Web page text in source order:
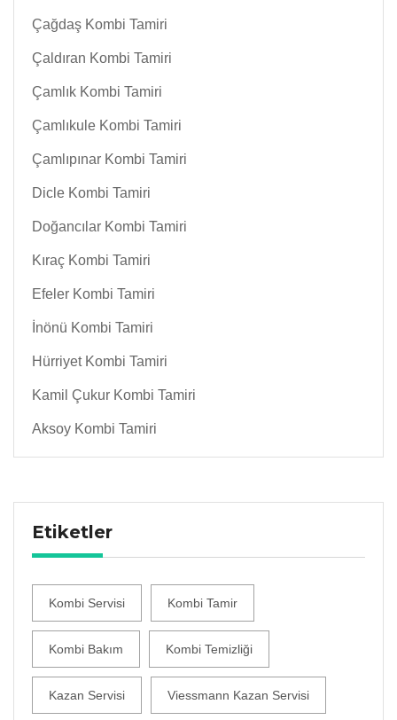
Çağdaş Kombi Tamiri
Çaldıran Kombi Tamiri
Çamlık Kombi Tamiri
Çamlıkule Kombi Tamiri
Çamlıpınar Kombi Tamiri
Dicle Kombi Tamiri
Doğancılar Kombi Tamiri
Kıraç Kombi Tamiri
Efeler Kombi Tamiri
İnönü Kombi Tamiri
Hürriyet Kombi Tamiri
Kamil Çukur Kombi Tamiri
Aksoy Kombi Tamiri
Etiketler
Kombi Servisi Kombi Tamir
Kombi Bakım Kombi Temizliği
Kazan Servisi Viessmann Kazan Servisi